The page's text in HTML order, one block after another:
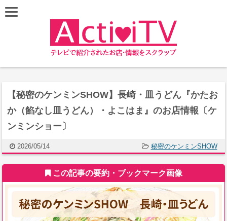
【秘密のケンミンSHOW】長崎・皿うどん『かたお
か（餡なし皿うどん）・よこはま』のお店情報〔ケ
ンミンショー〕
2026/05/14 秘密のケンミンSHOW
この記事の要約・ブックマーク画像